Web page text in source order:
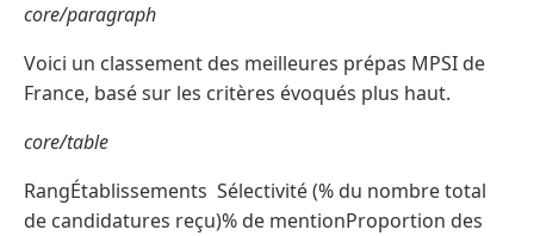
core/paragraph
Voici un classement des meilleures prépas MPSI de
France, basé sur les critères évoqués plus haut.
core/table
RangÉtablissements Sélectivité (% du nombre total
de candidatures reçu)% de mentionProportion des